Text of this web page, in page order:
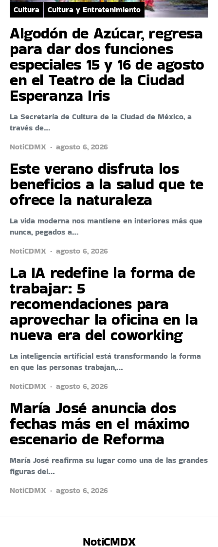
Cultura Cultura y Entretenimiento
Algodón de Azúcar, regresa
para dar dos funciones
especiales 15 y 16 de agosto
en el Teatro de la Ciudad
Esperanza Iris
La Secretaría de Cultura de la Ciudad de México, a
través de…
NotiCDMX
agosto 6, 2026
Este verano disfruta los
beneficios a la salud que te
ofrece la naturaleza
La vida moderna nos mantiene en interiores más que
nunca, pegados a…
NotiCDMX
agosto 6, 2026
La IA redefine la forma de
trabajar: 5
recomendaciones para
aprovechar la oficina en la
nueva era del coworking
La inteligencia artificial está transformando la forma
en que las personas trabajan,…
NotiCDMX
agosto 6, 2026
María José anuncia dos
fechas más en el máximo
escenario de Reforma
María José reafirma su lugar como una de las grandes
figuras del…
NotiCDMX
agosto 6, 2026
NotiCMDX